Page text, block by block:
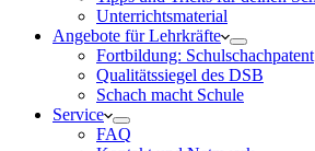
Unterrichtsmaterial
Angebote für Lehrkräfte
Fortbildung: Schulschachpatent
Qualitätssiegel des DSB
Schach macht Schule
Service
FAQ